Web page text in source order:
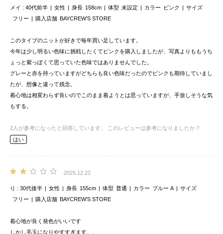
メイ 40代前半 女性 身長 158cm 体型 未設定 カラー ピンク
サイズ
フリー
購入店舗 BAYCREW’S STORE
このタイプのニットが好きで毎年買い足しています。
今年は少し明るい色味に挑戦したくてピンクを購入しましたが、写真よりももうち
ょっと紫っぽくて思っていた色味ではありませんでした。
グレーと赤を持っていますがどちらも良い色味だったのでピンクも期待していまし
たが、想像と違って残念。
着心地は相変わらず良いのでこのまま着ようとは思っていますが、手放しそうな気
もする。
2 人が参考になったと回答しています。
このレビューは参考になりましたか？
はい
2025.12.22
り 30代後半 女性 身長 155cm 体型 普通 カラー ブルー A
サイズ
フリー
購入店舗 BAYCREW’S STORE
着心地が良く発色がいいです
しかし毛玉になりやすすぎます、、